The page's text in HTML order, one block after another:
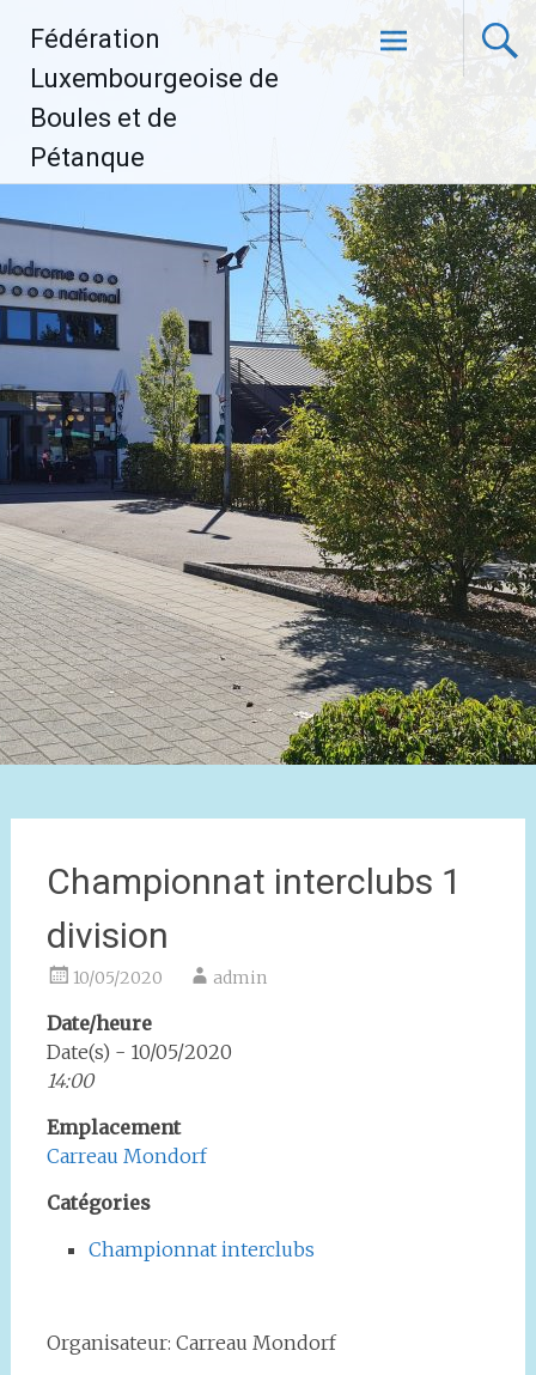
contenu
Fédération
Luxembourgeoise de
Boules et de
Pétanque
Championnat interclubs 1
division
10/05/2020 admin
Date/heure
Date(s) - 10/05/2020
14:00
Emplacement
Carreau Mondorf
Catégories
Championnat interclubs
Organisateur: Carreau Mondorf